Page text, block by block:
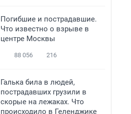
Погибшие и пострадавшие.
Что известно о взрыве в
центре Москвы
88 056 216
Галька била в людей,
пострадавших грузили в
скорые на лежаках. Что
происходило в Геленджике